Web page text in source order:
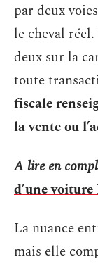
par deux
le cheval
deux sur la
toute
fiscale
la vente ou
A lire en
d’une voiture
La nuance
mais elle